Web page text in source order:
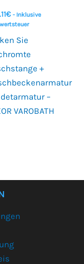
€ - Inklusive
Sie
+
–
VAROBATH